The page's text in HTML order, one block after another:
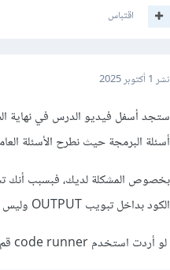
اقتباس
نشر 1 أكتوبر 2025
ستجد أسفل فيديو الدرس في نهاية
أسئلة البرمجة حيث نطرح الأسئلة
الكود بداخل تبويب OUTPUT وليس Terminal.
لو أردت استخدم code runner قم بإضافة التالي في ملف الإعدادات لتشغيله في التيرمنال كما تم التوضيح: